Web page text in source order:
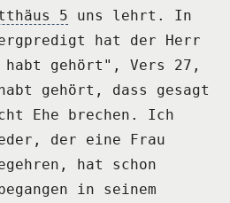
5 uns lehrt.
In
hat der Herr
gehört", Vers 27,
gehört, dass gesagt
Ehe brechen.
Ich
der eine Frau
hat schon
in seinem